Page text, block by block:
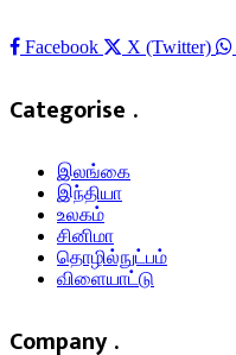
Facebook X (Twitter)
Categorise .
இலங்கை
இந்தியா
உலகம்
சினிமா
தொழில்நுட்பம்
விளையாட்டு
Company .